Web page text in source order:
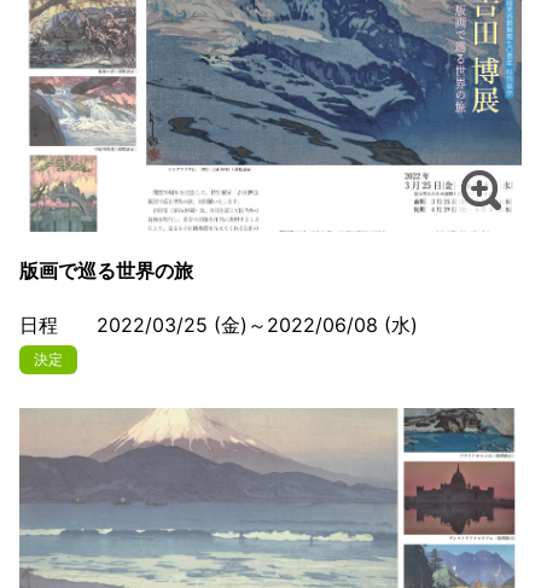
版画で巡る世界の旅
日程 2022/03/25 (金)～2022/06/08 (水)
決定